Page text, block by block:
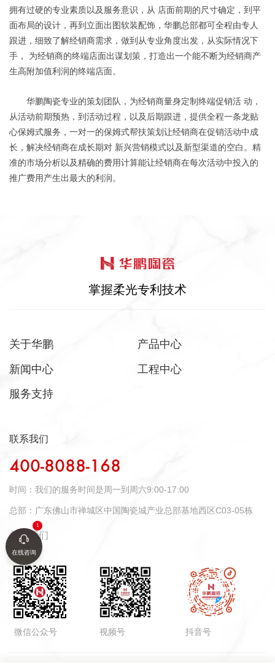
拥有过硬的专业素质以及服务意识，从 店面前期的尺寸确定，到平
面布局的设计，再到立面出图软装配饰，华鹏总部都可全程由专人
跟进，细致了解经销商需求，做到从专业角度出发，从实际情况下
手， 为经销商的终端店面出谋划策，打造出一个能不断为经销商产
生高附加值利润的终端店面。
华鹏陶瓷专业的策划团队，为经销商量身定制终端促销活 动，
从活动前期预热，到活动过程，以及后期跟进，提供全程一条龙贴
心保姆式服务，一对一的保姆式帮扶策划让经销商在促销活动中成
长，解决经销商在成长期对 新兴营销模式以及新型渠道的空白。精
准的市场分析以及精确的费用计算能让经销商在每次活动中投入的
推广费用产生出最大的利润。
掌握柔光专利技术
关于华鹏 产品中心
新闻中心 工程中心
服务支持
联系我们
400-8088-168
时间： 我们的服务时间是周一到周六9:00-17:00
总部： 广东佛山市禅城区中国陶瓷城产业总部基地西区C03-05栋
关注我们
微信公众号 视频号 抖音号
在线咨询